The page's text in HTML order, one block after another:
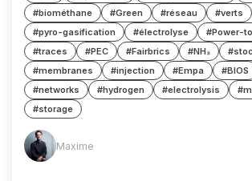
#biométhane
#Green #réseau
#verts
#pyro-gasification
#électrolyse #Power-
#traces
#PEC #Fairbrics #NH₃
#membranes
#injection #Empa #BIOS
#networks
#hydrogen #electrolysis
#storage
Maxime
(MM) Maxime